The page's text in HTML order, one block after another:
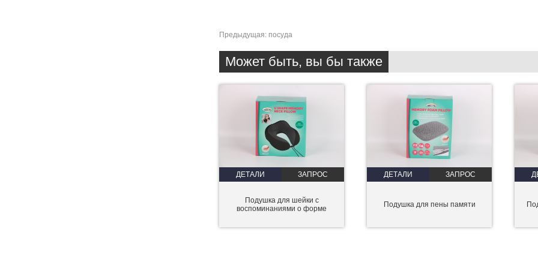
Предыдущая: посуда
Может быть, вы бы также
ДЕТАЛИ ЗАПРОС
Подушка для шейки с
воспоминаниями о форме
ДЕТАЛИ ЗАПРОС
Подушка для пены памяти